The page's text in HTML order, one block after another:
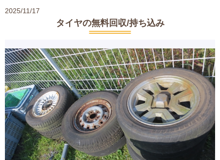
2025/11/17
タイヤの無料回収/持ち込み